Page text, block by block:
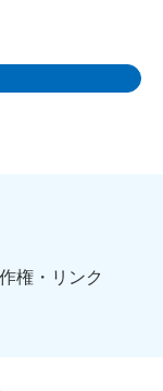
権・リンク